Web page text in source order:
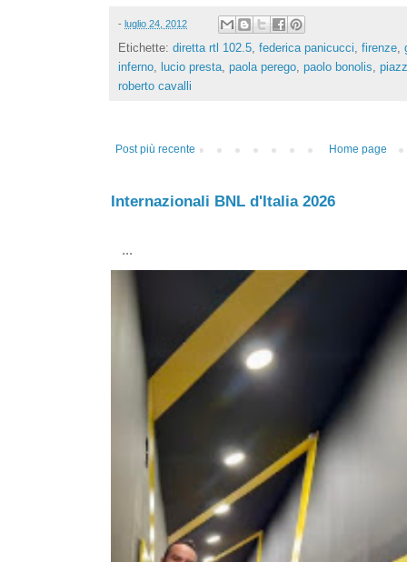
- luglio 24, 2012
Etichette: diretta rtl 102.5, federica panicucci, firenze,
inferno, lucio presta, paola perego, paolo bonolis,
roberto cavalli
Post più recente Home page
Internazionali BNL d'Italia 2026
...